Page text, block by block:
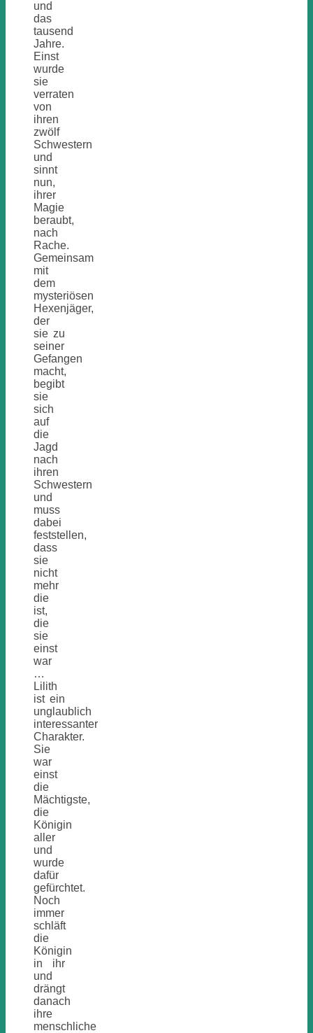
und
das
tausend
Jahre.
Einst
wurde
sie
verraten
von
ihren
zwölf
Schwestern
und
sinnt
nun,
ihrer
Magie
beraubt,
nach
Rache.
Gemeinsam
mit
dem
mysteriösen
Hexenjäger,
der
sie zu
seiner
Gefangen
macht,
begibt
sie
sich
auf
die
Jagd
nach
ihren
Schwestern
und
muss
dabei
feststellen,
dass
sie
nicht
mehr
die
ist,
die
sie
einst
war
…
Lilith
ist ein
unglaublich
interessanter
Charakter.
Sie
war
einst
die
Mächtigste,
die
Königin
aller
und
wurde
dafür
gefürchtet.
Noch
immer
schläft
die
Königin
in ihr
und
drängt
danach
ihre
menschliche